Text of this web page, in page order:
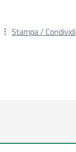
Stampa / Condividi